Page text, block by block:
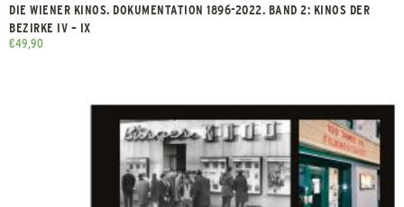
DIE WIENER KINOS. DOKUMENTATION 1896-2022. BAND 2: KINOS DER
BEZIRKE IV – IX
€49,90